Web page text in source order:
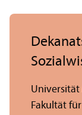
Fakultät